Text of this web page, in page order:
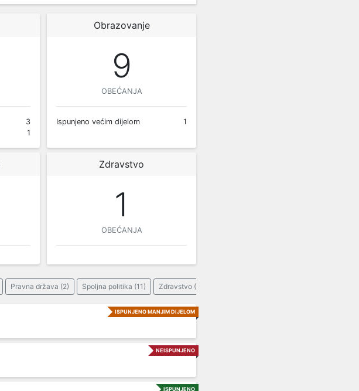
3
1
Obrazovanje
9
OBEĆANJA
Ispunjeno većim dijelom 1
Zdravstvo
1
OBEĆANJA
Pravna država (2) Spoljna politika (11) Zdravstvo (1)
ISPUNJENO MANJIM DIJELOM
NEISPUNJENO
ISPUNJENO